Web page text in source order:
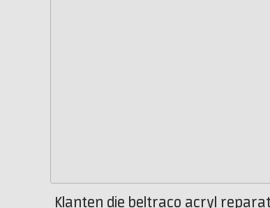
Klanten die beltraco acryl